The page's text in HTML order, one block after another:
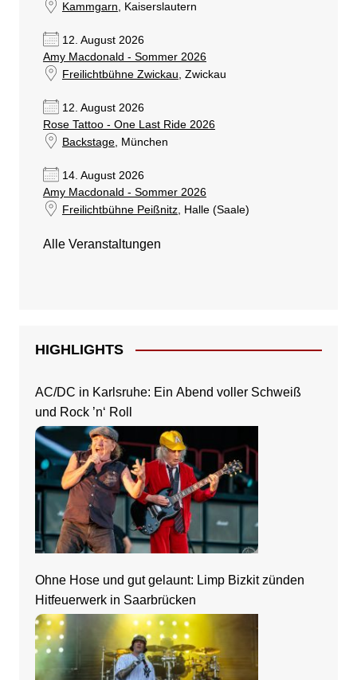
Kammgarn , Kaiserslautern
12. August 2026
Amy Macdonald - Sommer 2026
Freilichtbühne Zwickau , Zwickau
12. August 2026
Rose Tattoo - One Last Ride 2026
Backstage, München
14. August 2026
Amy Macdonald - Sommer 2026
Freilichtbühne Peißnitz, Halle (Saale)
Alle Veranstaltungen
HIGHLIGHTS
AC/DC in Karlsruhe: Ein Abend voller Schweiß
und Rock ’n‘ Roll
Ohne Hose und gut gelaunt: Limp Bizkit zünden
Hitfeuerwerk in Saarbrücken